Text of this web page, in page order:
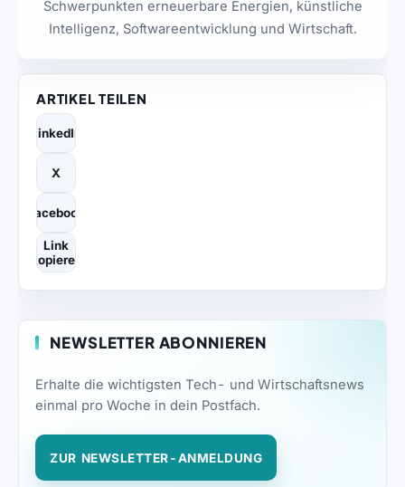
Schwerpunkten erneuerbare Energien, künstliche
Intelligenz, Softwareentwicklung und Wirtschaft.
ARTIKEL TEILEN
LinkedIn
X
Facebook
Link
kopieren
NEWSLETTER ABONNIEREN
Erhalte die wichtigsten Tech- und Wirtschaftsnews
einmal pro Woche in dein Postfach.
ZUR NEWSLETTER-ANMELDUNG